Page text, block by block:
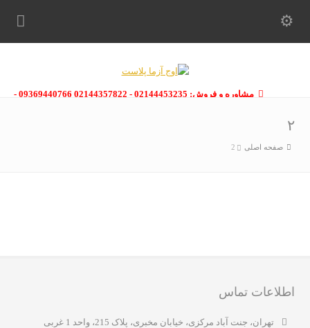
مشاوره و فروش: 02144453235 - 02144357822 09369440766 -
۲
صفحه اصلی 2
اطلاعات تماس
تهران، جنت آباد مرکزی، خیابان مخبری، پلاک 215، واحد 1 غربی